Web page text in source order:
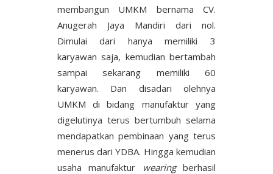
membangun UMKM bernama CV.
Anugerah Jaya Mandiri dari nol.
Dimulai dari hanya memiliki 3
karyawan saja, kemudian bertambah
sampai sekarang memiliki 60
karyawan. Dan disadari olehnya
UMKM di bidang manufaktur yang
digelutinya terus bertumbuh selama
mendapatkan pembinaan yang terus
menerus dari YDBA. Hingga kemudian
usaha manufaktur
wearingberhasil